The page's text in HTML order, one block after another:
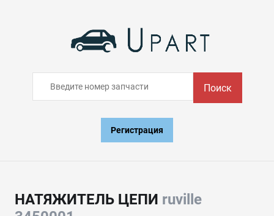
Поиск
Регистрация
НАТЯЖИТЕЛЬ ЦЕПИ ruville